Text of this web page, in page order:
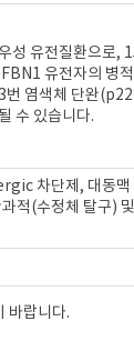
성 유전질환으로,
유전자의 병
번 염색체 단완
수 있습니다.
차단제, 대동맥
적(수정체 탈구)
바랍니다.